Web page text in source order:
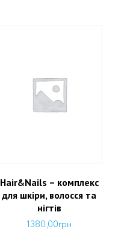
Hair&Nails – комплекс
для шкіри, волосся та
нігтів
1380,00грн